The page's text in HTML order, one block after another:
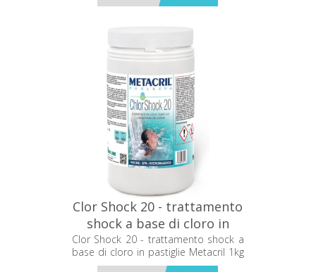
Clor Shock 20 - trattamento
shock a base di cloro in
pastiglie Metacril 1kg
40501001
Clor Shock 20 - trattamento shock a
base di cloro in pastiglie Metacril 1kg
40501001